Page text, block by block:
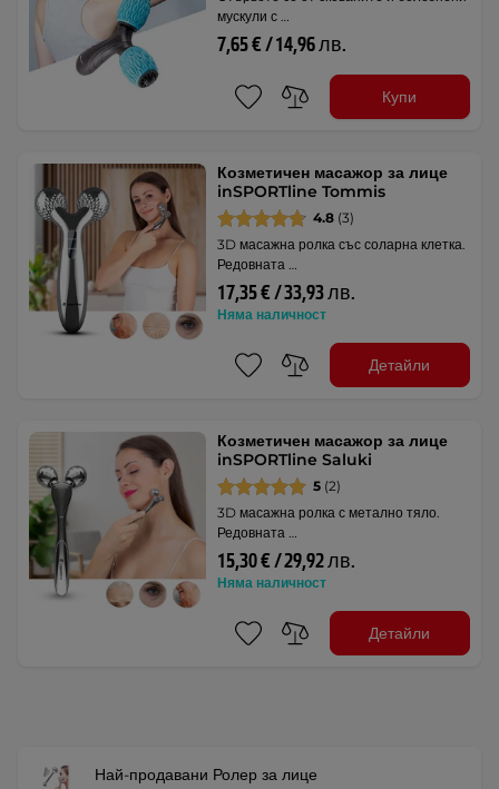
мускули с …
7,65 € / 14,96 лв.
Купи
Козметичен масажор за лице
inSPORTline Tommis
4.8 (3)
3D масажна ролка със соларна клетка.
Редовната …
17,35 € / 33,93 лв.
Няма наличност
Детайли
Козметичен масажор за лице
inSPORTline Saluki
5 (2)
3D масажна ролка с метално тяло.
Редовната …
15,30 € / 29,92 лв.
Няма наличност
Детайли
Най-продавани Ролер за лице